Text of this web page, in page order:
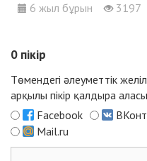
6 жыл бұрын
3197
0 пікір
Төмендегі әлеуметтік
арқылы пікір қалдыра
Facebook
Mail.ru